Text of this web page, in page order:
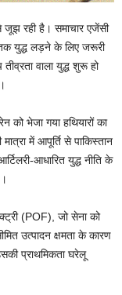
जूझ रही है। समाचार एजेंसी
युद्ध लड़ने के लिए जरूरी
वाला युद्ध शुरू हो
को भेजा गया हथियारों का
में आपूर्ति से पाकिस्तान
आधारित युद्ध नीति के
(POF), जो सेना को
उत्पादन क्षमता के कारण
प्राथमिकता घरेलू